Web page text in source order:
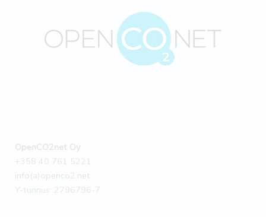
OpenCO2net Oy
+358 40 761 5221
info(a)openco2.net
Y-tunnus: 2796796-7